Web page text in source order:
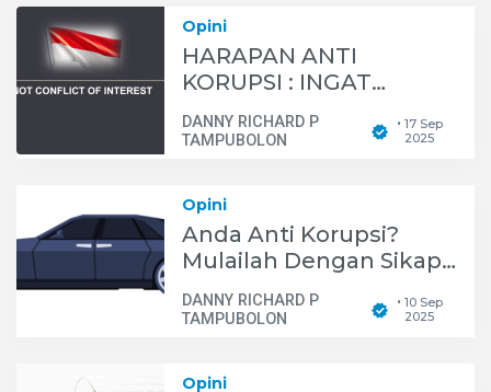
Opini
HARAPAN ANTI
KORUPSI : INGAT
WAMEN TIDAK BOLEH
RANGKAP JABATAN!
DANNY RICHARD P
TAMPUBOLON
• 17 Sep
2025
Opini
Anda Anti Korupsi?
Mulailah Dengan Sikap
Tertib Pakai Mobil Pelat
Merah
DANNY RICHARD P
TAMPUBOLON
• 10 Sep
2025
Opini